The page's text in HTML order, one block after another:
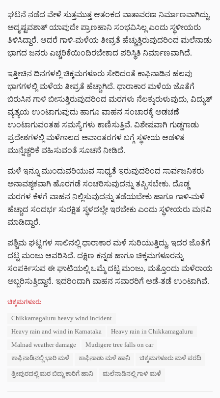
ಘಟನೆ ನಡೆದ ವೇಳೆ ಸುತ್ತಮುತ್ತ ಆತಂಕದ ವಾತಾವರಣ ನಿರ್ಮಾಣವಾಗಿದ್ದು,
ಅದೃಷ್ಟವಶಾತ್ ಯಾವುದೇ ಪ್ರಾಣಹಾನಿ ಸಂಭವಿಸಿಲ್ಲ ಎಂದು ಸ್ಥಳೀಯರು
ತಿಳಿಸಿದ್ದಾರೆ. ಆದರೆ ಗಾಳಿ-ಮಳೆಯ ತೀವ್ರತೆ ಹೆಚ್ಚುತ್ತಿರುವುದರಿಂದ ಮಲೆನಾಡು
ಭಾಗದ ಜನರು ಎಚ್ಚರಿಕೆಯಿಂದಿರಬೇಕಾದ ಪರಿಸ್ಥಿತಿ ನಿರ್ಮಾಣವಾಗಿದೆ.
ಇತ್ತೀಚಿನ ದಿನಗಳಲ್ಲಿ ಚಿಕ್ಕಮಗಳೂರು ಸೇರಿದಂತೆ ಕಾಫಿನಾಡಿನ ಹಲವು
ಭಾಗಗಳಲ್ಲಿ ಮಳೆಯ ತೀವ್ರತೆ ಹೆಚ್ಚಾಗಿದೆ. ಧಾರಾಕಾರ ಮಳೆಯ ಜೊತೆಗೆ
ಬಿರುಸಿನ ಗಾಳಿ ಬೀಸುತ್ತಿರುವುದರಿಂದ ಮರಗಳು ನೆಲಕ್ಕುರುಳುವುದು, ವಿದ್ಯುತ್
ವ್ಯತ್ಯಯ ಉಂಟಾಗುವುದು ಹಾಗೂ ವಾಹನ ಸಂಚಾರಕ್ಕೆ ಅಡಚಣೆ
ಉಂಟಾಗುವಂತಹ ಸಮಸ್ಯೆಗಳು ಕಾಣಿಸುತ್ತಿವೆ. ವಿಶೇಷವಾಗಿ ಗುಡ್ಡಗಾಡು
ಪ್ರದೇಶಗಳಲ್ಲಿ ಮಳೆಗಾಲದ ಅವಾಂತರಗಳ ಬಗ್ಗೆ ಸ್ಥಳೀಯ ಆಡಳಿತ
ಮುನ್ನೆಚ್ಚರಿಕೆ ವಹಿಸುವಂತೆ ಸೂಚನೆ ನೀಡಿದೆ.
ಮಳೆ ಇನ್ನೂ ಮುಂದುವರಿಯುವ ಸಾಧ್ಯತೆ ಇರುವುದರಿಂದ ಸಾರ್ವಜನಿಕರು
ಅನಾವಶ್ಯಕವಾಗಿ ಹೊರಗಡೆ ಸಂಚರಿಸುವುದನ್ನು ತಪ್ಪಿಸಬೇಕು. ದೊಡ್ಡ
ಮರಗಳ ಕೆಳಗೆ ವಾಹನ ನಿಲ್ಲಿಸುವುದನ್ನು ತಡೆಯಬೇಕು ಹಾಗೂ ಗಾಳಿ-ಮಳೆ
ಹೆಚ್ಚಾದ ಸಂದರ್ಭ ಸುರಕ್ಷಿತ ಸ್ಥಳದಲ್ಲೇ ಇರಬೇಕು ಎಂದು ಸ್ಥಳೀಯರು ಮನವಿ
ಮಾಡಿದ್ದಾರೆ.
ಪಶ್ಚಿಮ ಘಟ್ಟಗಳ ಸಾಲಿನಲ್ಲಿ ಧಾರಾಕಾರ ಮಳೆ ಸುರಿಯುತ್ತಿದ್ದು, ಇದರ ಜೊತೆಗೆ
ದಟ್ಟ ಮಂಜು ಆವರಿಸಿದೆ. ದಕ್ಷಿಣ ಕನ್ನಡ ಹಾಗೂ ಚಿಕ್ಕಮಗಳೂರನ್ನು
ಸಂಪರ್ಕಿಸುವ ಈ ಘಾಟಿಯಲ್ಲಿ ಒಮ್ಮೆ ದಟ್ಟ ಮಂಜು, ಮತ್ತೊಂದು ಮಳೆರಾಯ
ಅಬ್ಬರಿಸುತ್ತಿದ್ದಾನೆ. ಇದರಿಂದಾಗಿ ವಾಹನ ಸವಾರರಿಗೆ ಅಡೆ-ತಡೆ ಉಂಟಾಗಿವೆ.
C
ಚಿಕ್ಕಮಗಳೂರು
Chikkamagaluru heavy wind incident
Heavy rain and wind in Karnataka
Heavy rain in Chikkamagaluru
Malnad weather damage
Mudigere tree falls on car
ಕಾಫಿನಾಡಿನಲ್ಲಿ ಭಾರಿ ಮಳೆ
ಕಾಫಿನಾಡು ಮಳೆ ಹಾನಿ ಚಿಕ್ಕಮಗಳೂರು ಮಳೆ ವರದಿ
ತ್ರೀಪುರದಲ್ಲಿ ಮರ ಬಿದ್ದು ಕಾರಿಗೆ ಹಾನಿ ಮಲೆನಾಡಿನಲ್ಲಿ ಗಾಳಿ ಮಳೆ